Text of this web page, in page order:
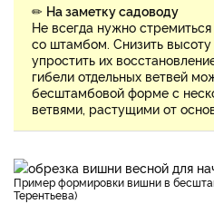
✏ На заметку садоводу
Не всегда нужно
со штамбом. Снизить
упростить их
гибели отдельных ветвей
бесштамбовой форме с
ветвями, растущими от
Пример формировки вишни в бесштамбовой форме (фото Д.
Терентьева)